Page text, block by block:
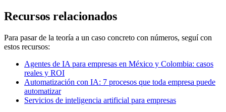
Recursos relacionados
Para pasar de la teoría a un caso concreto con números, seguí con
estos recursos:
Agentes de IA para empresas en México y Colombia: casos
reales y ROI
Automatización con IA: 7 procesos que toda empresa puede
automatizar
Servicios de inteligencia artificial para empresas